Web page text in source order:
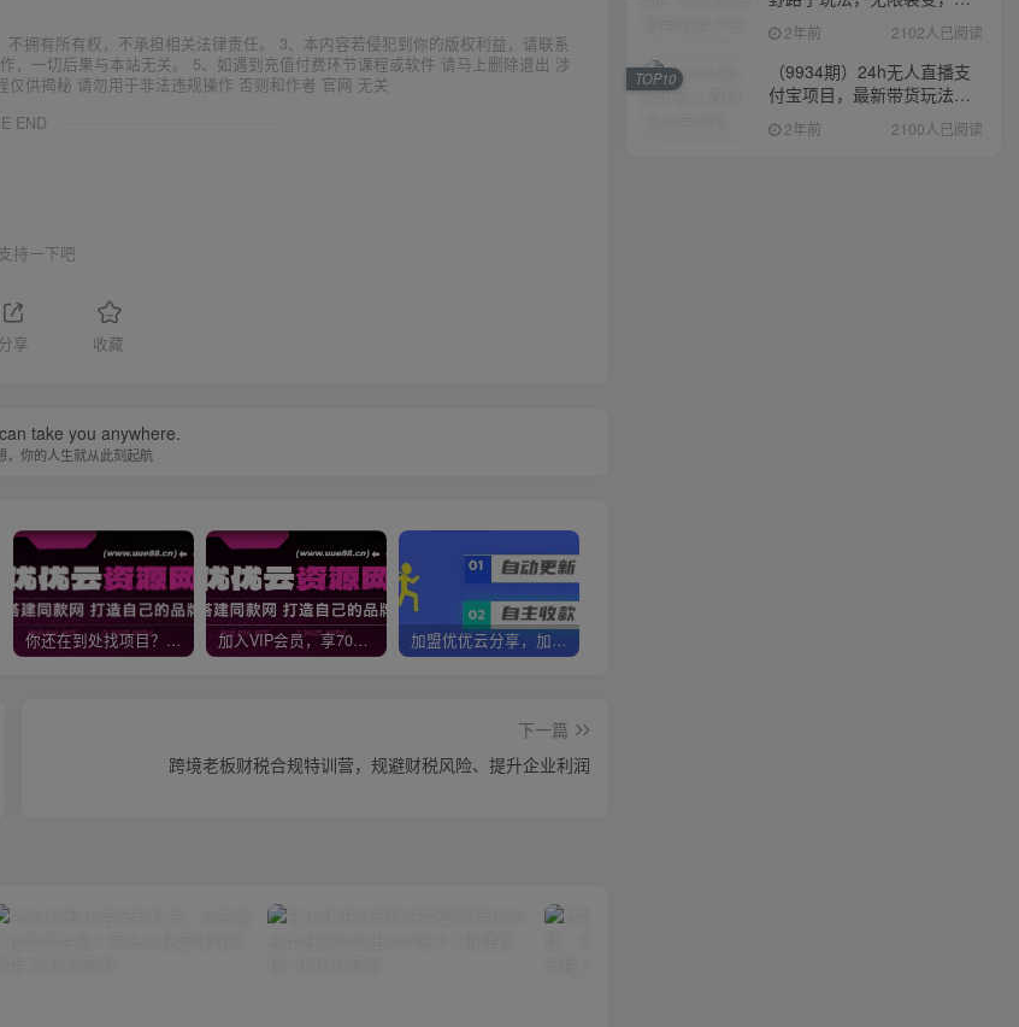
拥有所有权，不承担相关法律责任。 3、本内容若侵犯到你的版权利益，请联系
一切后果与本站无关。 5、如遇到充值付费环节课程或软件 请马上删除退出 涉
供揭秘 请勿用于非法违规操作 否则和作者 官网 无关
END
持一下吧
分享 收藏
take you anywhere.
，你的人生就从此刻起航
你还在到处找项目？还在当韭菜？我靠网创资源站一个月收入5万+，曾经我也是个失败者。 加入VIP会员，享70%的推广提成，免费学习多种网上创业课程，菜鸟秒变大神！ 加盟优优云分享，加盟搭建同款知识付费资源网站，实现长期稳定被动收入~
下一篇
跨境老板财税合规特训营，规避财税风险、提升企业利润
高一天1W＋！
2年前 2102人已阅读
（9934期）24h无人直播支
付宝项目，最新带货玩法，
纯躺赚实测日入500+
2年前 2100人已阅读
TOP10